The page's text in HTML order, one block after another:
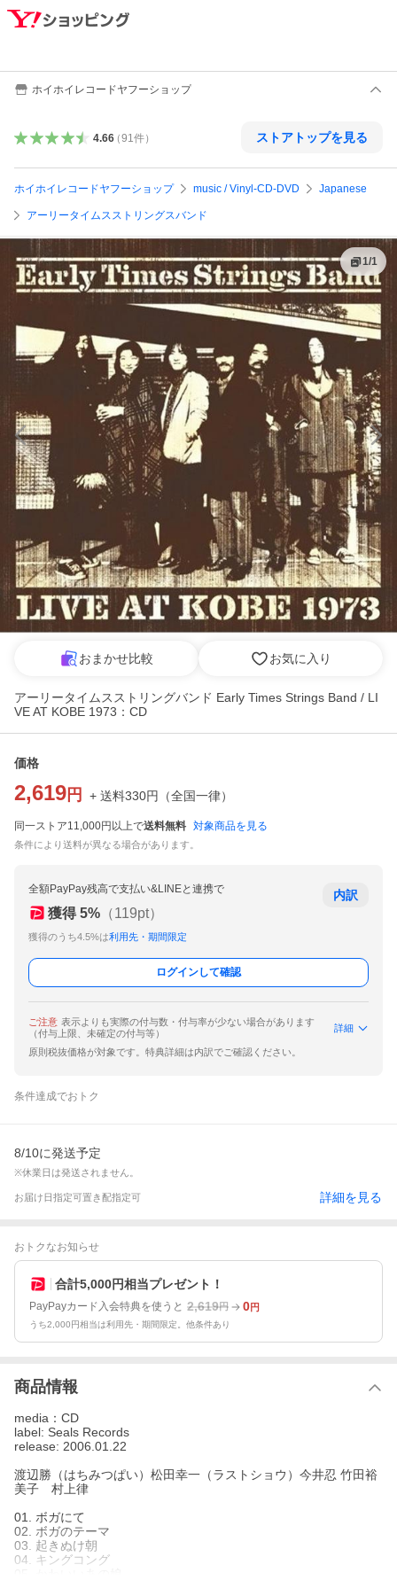
ホイホイレコードヤフーショップ
4.66（91件） ストアトップを見る
ホイホイレコードヤフーショップ music / Vinyl-CD-DVD Japanese
アーリータイムスストリングスバンド
1/1
おまかせ比較 お気に入り
アーリータイムスストリングバンド Early Times Strings Band / LI
VE AT KOBE 1973：CD
価格
2,619 円 + 送料330円 （全国一律）
同一ストア11,000円以上で送料無料 対象商品を見る
条件により送料が異なる場合があります。
全額PayPay残高で支払い&LINEと連携で
獲得 5% （119pt）
獲得のうち4.5%は利用先・期間限定
内訳
ログインして確認
ご注意 表示よりも実際の付与数・付与率が少ない場合があります
（付与上限、未確定の付与等）
詳細
原則税抜価格が対象です。特典詳細は内訳でご確認ください。
条件達成でおトク
8/10に発送予定
※休業日は発送されません。
お届け日指定可置き配指定可 詳細を見る
おトクなお知らせ
合計5,000円相当プレゼント！
PayPayカード入会特典を使うと 2,619円 0円
うち2,000円相当は利用先・期間限定。他条件あり
商品情報
media：CD
label: Seals Records
release: 2006.01.22
渡辺勝（はちみつぱい）松田幸一（ラストショウ）今井忍 竹田裕
美子 村上律
01. ボガにて
02. ボガのテーマ
03. 起きぬけ朝
04. キングコング